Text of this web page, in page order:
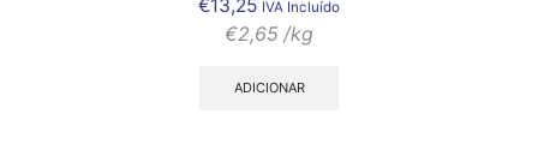
€13,25 IVA Incluído
€2,65 /kg
ADICIONAR